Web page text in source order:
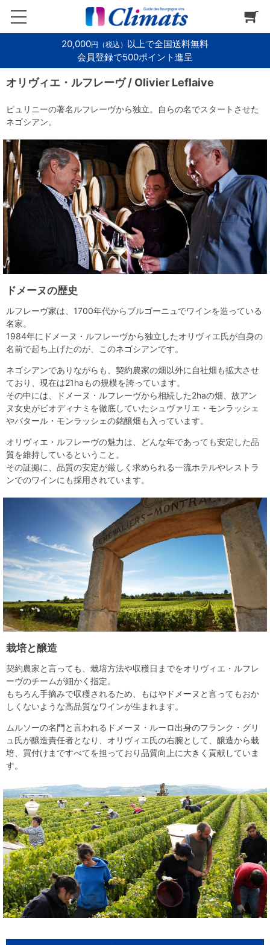
20,000円（税込） 以上で全国送料無料
会員登録で500ポイント進呈
オリヴィエ・ルフレーヴ / Olivier Leflaive
ピュリニーの著名ルフレーヴから独立。自らの名でスタートさせた
ネゴシアン。
ドメーヌの歴史
ルフレーヴ家は、1700年代からブルゴーニュでワインを造っている
名家。
1984年にドメーヌ・ルフレーヴから独立したオリヴィエ氏が自身の
名前で起ち上げたのが、このネゴシアンです。
ネゴシアンでありながらも、契約農家の畑以外に自社畑も拡大させ
ており、現在は21haもの規模を誇っています。
その中には、ドメーヌ・ルフレーヴから相続した2haの畑、故アン
ヌ女史がビオディナミを徹底していたシュヴァリエ・モンラッシェ
やバタール・モンラッシェの銘醸畑も入っています。
オリヴィエ・ルフレーヴの魅力は、どんな年であっても安定した品
質を維持しているということ。
その証拠に、品質の安定が厳しく求められる一流ホテルやレストラ
ンでのワインにも採用されています。
栽培と醸造
契約農家と言っても、栽培方法や収穫日までをオリヴィエ・ルフレ
ーヴのチームが細かく指定。
もちろん手摘みで収穫されるため、もはやドメーヌと言ってもおか
しくないような高品質なワインが生まれます。
ムルソーの名門と言われるドメーヌ・ルーロ出身のフランク・グリ
ュ氏が醸造責任者となり、オリヴィエ氏の右腕として、醸造から栽
培、買付けまですべてを担っており品質向上に大きく貢献していま
す。